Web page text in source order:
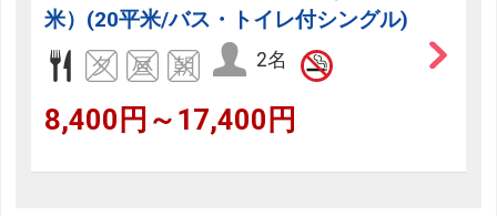
米）(20平米/バス・トイレ付シングル)
2名
8,400円～17,400円